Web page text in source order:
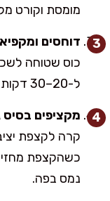
מומסת וקורט
דוחסים
כוס שטוחה
ל-20–30 דקות כדי שיתייצב.
מקציפים בסיס
קרה לקצפת
כשהקצפת
נמס בפה.